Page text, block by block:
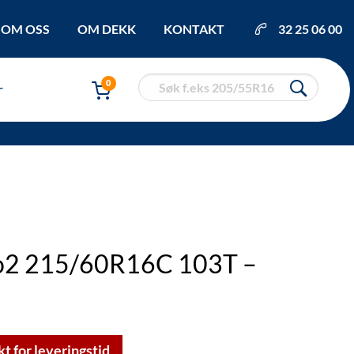
OM OSS OM DEKK KONTAKT 32 25 06 00
0
215/60R16C 103T –
for leveringstid